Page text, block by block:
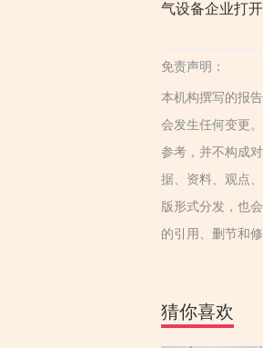
气设备企业打开
免责声明：
本机构撰写的报
会发生任何变更
参考，并不构成
据、资料、观点
版形式分发，也
的引用、删节和
猜你喜欢